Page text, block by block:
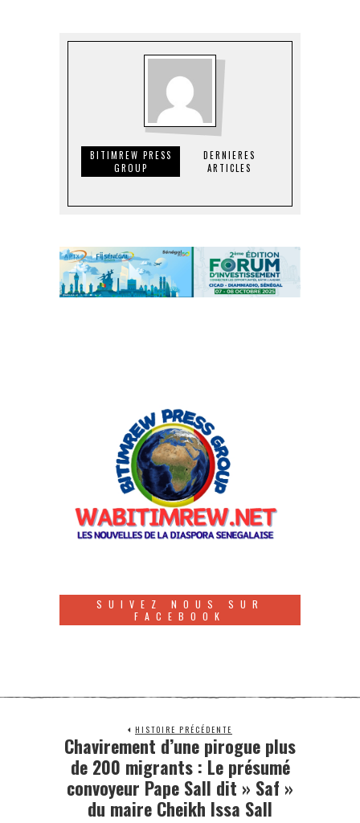
BITIMREW PRESS
GROUP
DERNIERES
ARTICLES
SUIVEZ NOUS SUR
FACEBOOK
HISTOIRE PRÉCÉDENTE
Chavirement d’une pirogue plus
de 200 migrants : Le présumé
convoyeur Pape Sall dit » Saf »
du maire Cheikh Issa Sall